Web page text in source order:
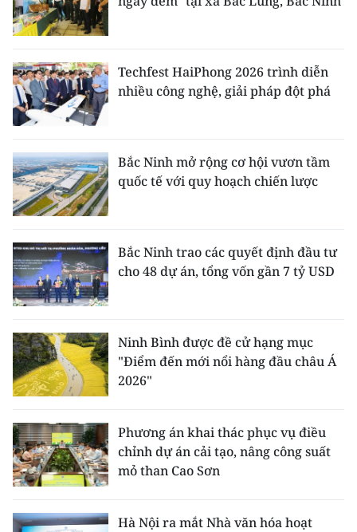
Techfest HaiPhong 2026 trình diễn
nhiều công nghệ, giải pháp đột phá
Bắc Ninh mở rộng cơ hội vươn tầm
quốc tế với quy hoạch chiến lược
Bắc Ninh trao các quyết định đầu tư
cho 48 dự án, tổng vốn gần 7 tỷ USD
Ninh Bình được đề cử hạng mục
"Điểm đến mới nổi hàng đầu châu Á
2026"
Phương án khai thác phục vụ điều
chỉnh dự án cải tạo, nâng công suất
mỏ than Cao Sơn
Hà Nội ra mắt Nhà văn hóa hoạt